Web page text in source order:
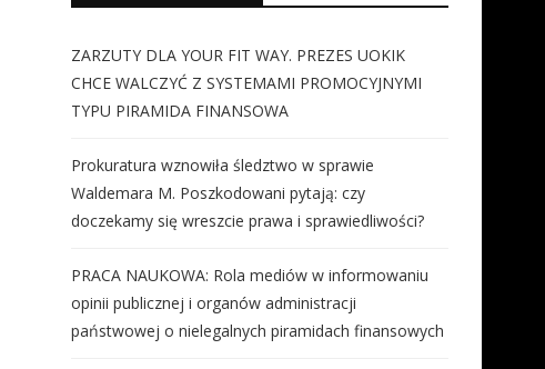
ZARZUTY DLA YOUR FIT WAY. PREZES UOKIK
CHCE WALCZYĆ Z SYSTEMAMI PROMOCYJNYMI
TYPU PIRAMIDA FINANSOWA
Prokuratura wznowiła śledztwo w sprawie
Waldemara M. Poszkodowani pytają: czy
doczekamy się wreszcie prawa i sprawiedliwości?
PRACA NAUKOWA: Rola mediów w informowaniu
opinii publicznej i organów administracji
państwowej o nielegalnych piramidach finansowych